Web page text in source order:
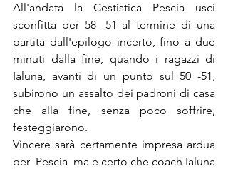
All'andata la Cestistica Pescia uscì
sconfitta per 58 -51 al termine di una
partita dall'epilogo incerto, fino a due
minuti dalla fine, quando i ragazzi di
Ialuna, avanti di un punto sul 50 -51,
subirono un assalto dei padroni di casa
che alla fine, senza poco soffrire,
festeggiarono.
Vincere sarà certamente impresa ardua
per  Pescia  ma è certo che coach Ialuna